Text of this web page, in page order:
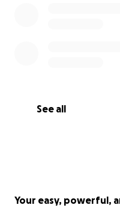
See all
Your easy, powerful,